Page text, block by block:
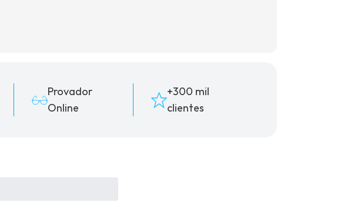
Provador
Online
+300 mil
clientes